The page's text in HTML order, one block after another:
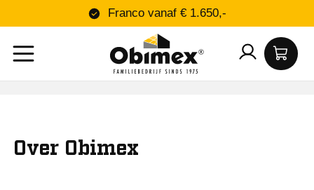
Franco vanaf € 1.650,-
Over Obimex